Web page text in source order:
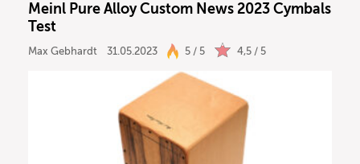
Meinl Pure Alloy Custom News 2023 Cymbals
Test
Max Gebhardt 31.05.2023 5 / 5 4,5 / 5